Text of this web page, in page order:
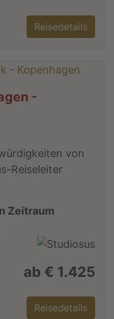
Reisedetails
-
von
Reiseleiter
Zeitraum
ab € 1.425
Reisedetails